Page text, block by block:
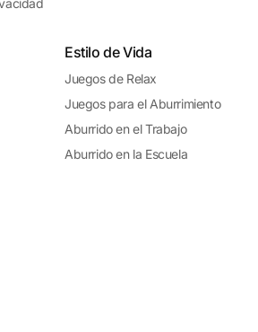
Estilo de Vida
Juegos de Relax
Juegos para el Aburrimiento
Aburrido en el Trabajo
Aburrido en la Escuela